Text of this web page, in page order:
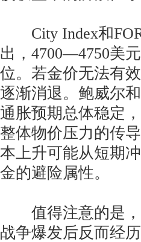
City Index和
出，4700—4750美
位。若金价无法有
逐渐消退。鲍威尔
通胀预期总体稳定
整体物价压力的传
本上升可能从短期
金的避险属性。
值得注意的是，
战争爆发后反而经